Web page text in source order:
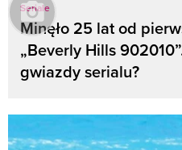
Seriale
Minęło 25 lat od
„Beverly Hills
gwiazdy serialu?